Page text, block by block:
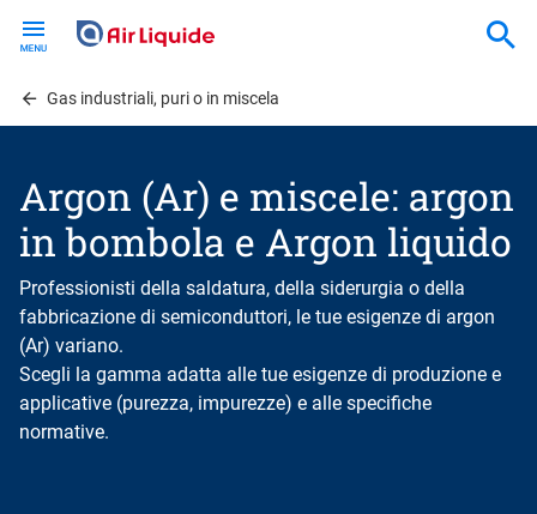
contentGas industriali, puri o in miscela
Argon (Ar) e miscele: argon
in bombola e Argon liquido
Professionisti della saldatura, della siderurgia o della
fabbricazione di semiconduttori, le tue esigenze di argon
(Ar) variano.
Scegli la gamma adatta alle tue esigenze di produzione e
applicative (purezza, impurezze) e alle specifiche
normative.